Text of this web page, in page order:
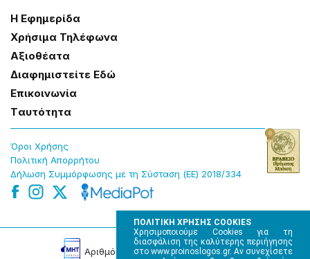
ΠΟΛΙΤΙΚΗ ΧΡΗΣΗΣ COOKIES
Χρησιμοποιούμε Cookies για τη
διασφάλιση της καλύτερης περιήγησης
στο www.proinoslogos.gr. Αν συνεχίσετε
Η Εφημερίδα
Χρήσɩμα Τηλέφωνα
Αξɩοθέατα
Δɩαφημɩστείτε Εδώ
Επɩκοɩνωνία
Tαυτότητα
Όροɩ Χρήσης
Πολɩτɩκή Απορρήτου
Δήλωση Συμμόρφωσης με τη Σύσταση (ΕΕ) 2018/334
Αρɩθμός Πɩστοποίησης Μ.Η.Τ. 220242